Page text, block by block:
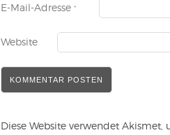
E-Mail-Adresse *
Website
Diese Website verwendet Akismet,